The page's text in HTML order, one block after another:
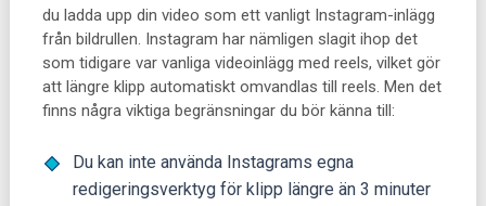
du ladda upp din video som ett vanligt Instagram-inlägg
från bildrullen. Instagram har nämligen slagit ihop det
som tidigare var vanliga videoinlägg med reels, vilket gör
att längre klipp automatiskt omvandlas till reels. Men det
finns några viktiga begränsningar du bör känna till:
Du kan inte använda Instagrams egna
redigeringsverktyg för klipp längre än 3 minuter